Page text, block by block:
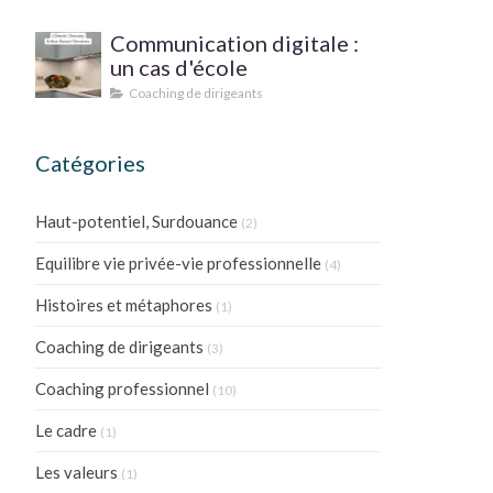
Communication digitale :
un cas d'école
Coaching de dirigeants
Catégories
Haut-potentiel, Surdouance (2)
Equilibre vie privée-vie professionnelle (4)
Histoires et métaphores (1)
Coaching de dirigeants (3)
Coaching professionnel (10)
Le cadre (1)
Les valeurs (1)